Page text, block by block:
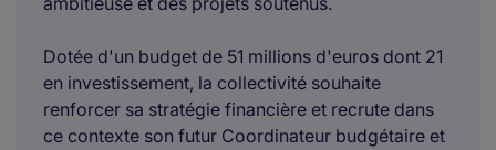
Dotée d'un budget de 51 millions d'euros dont 21
en investissement, la collectivité souhaite
renforcer sa stratégie financière et recrute dans
ce contexte son futur Coordinateur budgétaire et